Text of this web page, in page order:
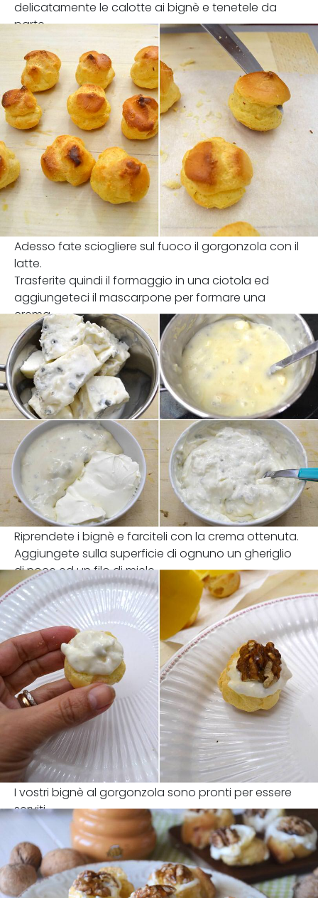
delicatamente le calotte ai bignè e tenetele da
parte.
Adesso fate sciogliere sul fuoco il gorgonzola con il
latte.
Trasferite quindi il formaggio in una ciotola ed
aggiungeteci il mascarpone per formare una
crema.
Riprendete i bignè e farciteli con la crema ottenuta.
Aggiungete sulla superficie di ognuno un gheriglio
di noce ed un filo di miele.
I vostri bignè al gorgonzola sono pronti per essere
serviti.